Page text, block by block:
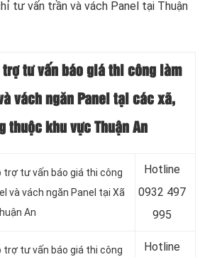
tư vấn trần và vách Panel tại Thuận
trợ tư vấn báo giá thi công làm
vách ngăn Panel tại các xã,
thuộc khu vực Thuận An
trợ tư vấn báo giá thi công
và vách ngăn Panel tại Xã
An
Hotline
0932 497
995
trợ tư vấn báo giá thi công
Hotline